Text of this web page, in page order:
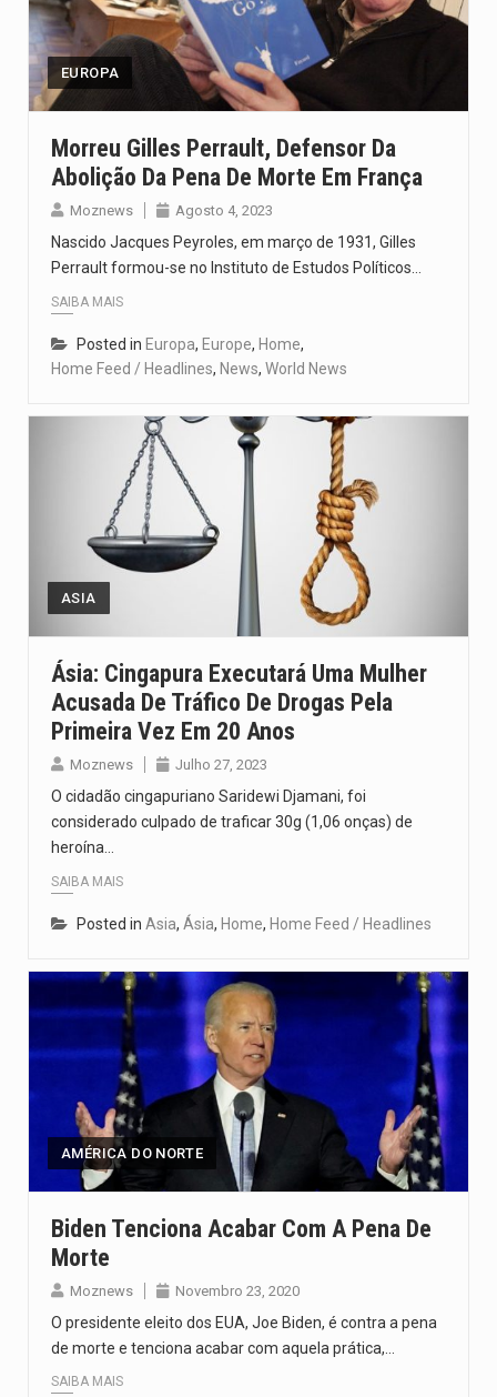
Um dos casos mais graves envolveu a residência de Sam…
Legislação, renomeada em homenagem ao falecido senador Lindsey Graham, foi…
EUROPA
Morreu Gilles Perrault, Defensor Da
Abolição Da Pena De Morte Em França
Moznews Agosto 4, 2023
Nascido Jacques Peyroles, em março de 1931, Gilles
Perrault formou-se no Instituto de Estudos Políticos…
SAIBA MAIS
Posted in Europa, Europe, Home,
Home Feed / Headlines, News, World News
ASIA
Ásia: Cingapura Executará Uma Mulher
Acusada De Tráfico De Drogas Pela
Primeira Vez Em 20 Anos
Moznews Julho 27, 2023
O cidadão cingapuriano Saridewi Djamani, foi
considerado culpado de traficar 30g (1,06 onças) de
heroína…
SAIBA MAIS
Posted in Asia, Ásia, Home, Home Feed / Headlines
AMÉRICA DO NORTE
Biden Tenciona Acabar Com A Pena De
Morte
Moznews Novembro 23, 2020
O presidente eleito dos EUA, Joe Biden, é contra a pena
de morte e tenciona acabar com aquela prática,…
SAIBA MAIS